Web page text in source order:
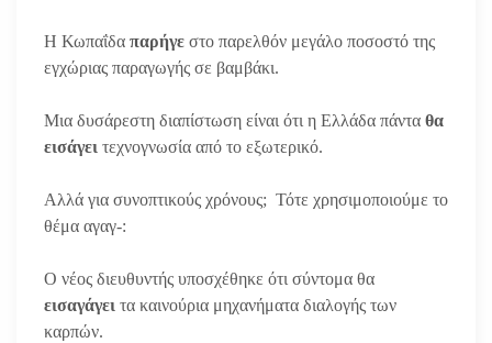
Η Κωπαΐδα παρήγε στο παρελθόν μεγάλο ποσοστό της
εγχώριας παραγωγής σε βαμβάκι.
Μια δυσάρεστη διαπίστωση είναι ότι η Ελλάδα πάντα θα
εισάγει τεχνογνωσία από το εξωτερικό.
Αλλά για συνοπτικούς χρόνους; Τότε χρησιμοποιούμε το
θέμα αγαγ-:
Ο νέος διευθυντής υποσχέθηκε ότι σύντομα θα
εισαγάγει τα καινούρια μηχανήματα διαλογής των
καρπών.